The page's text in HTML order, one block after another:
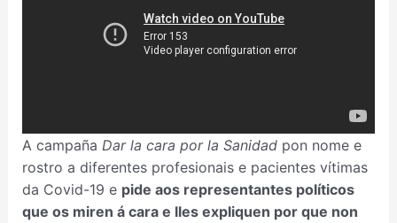
A campaña Dar la cara por la Sanidadpon nome e
rostro a diferentes profesionais e pacientes vítimas
da Covid-19 e pide aos representantes políticos
que os miren á cara e lles expliquen por que non